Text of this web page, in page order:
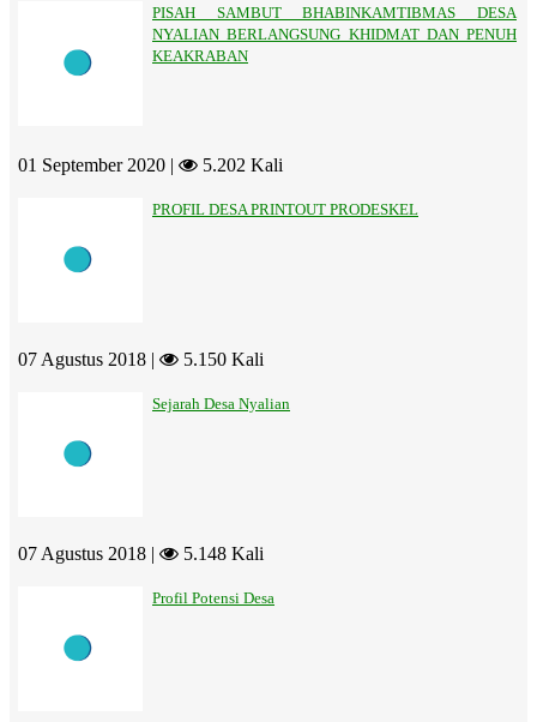
PISAH SAMBUT BHABINKAMTIBMAS DESA
NYALIAN BERLANGSUNG KHIDMAT DAN PENUH
KEAKRABAN
01 September 2020 | 5.202 Kali
PROFIL DESA PRINTOUT PRODESKEL
07 Agustus 2018 | 5.150 Kali
Sejarah Desa Nyalian
07 Agustus 2018 | 5.148 Kali
Profil Potensi Desa